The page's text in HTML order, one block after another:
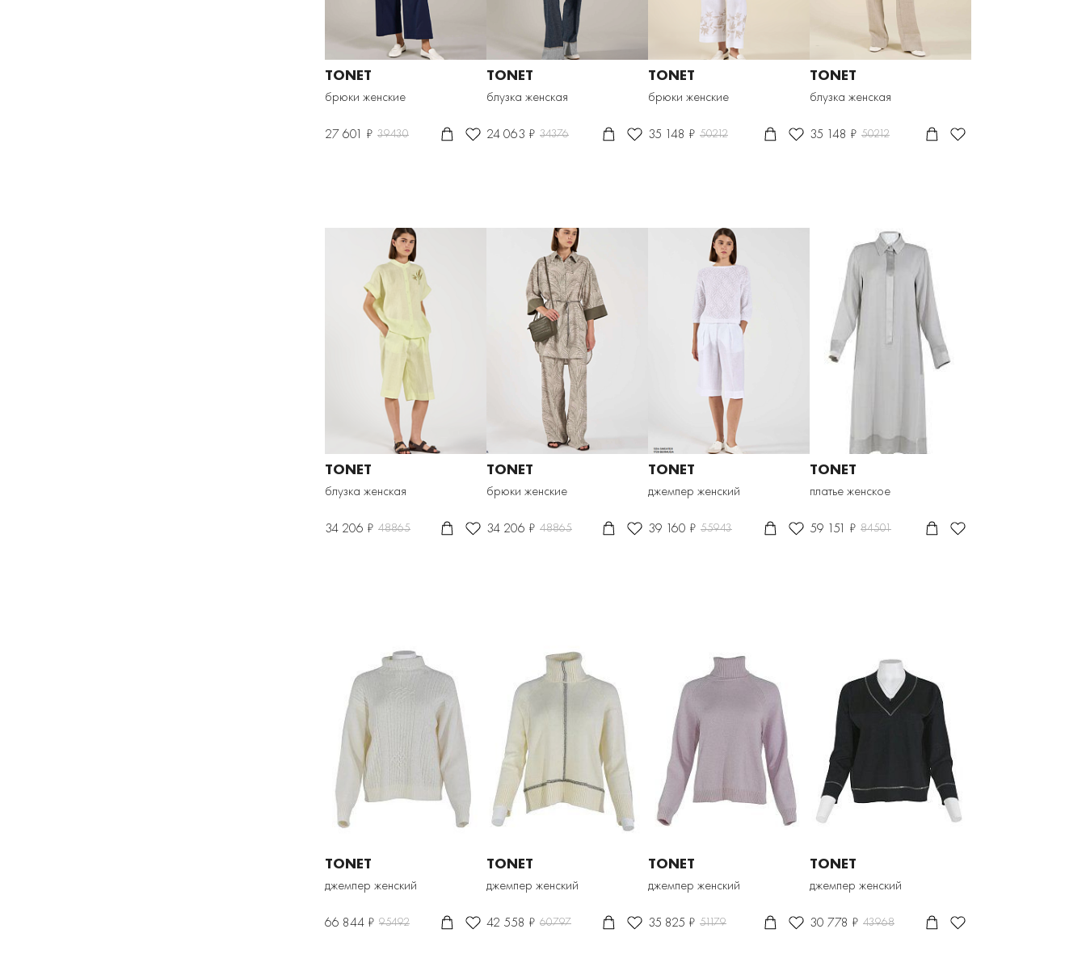
TONET
брюки женские
27 601 ₽ 39430
TONET
блузка женская
24 063 ₽ 34376
TONET
брюки женские
35 148 ₽ 50212
TONET
блузка женская
35 148 ₽ 50212
TONET
блузка женская
34 206 ₽ 48865
TONET
брюки женские
34 206 ₽ 48865
TONET
джемпер женский
39 160 ₽ 55943
TONET
платье женское
59 151 ₽ 84501
TONET
джемпер женский
66 844 ₽ 95492
TONET
джемпер женский
42 558 ₽ 60797
TONET
джемпер женский
35 825 ₽ 51179
TONET
джемпер женский
30 778 ₽ 43968